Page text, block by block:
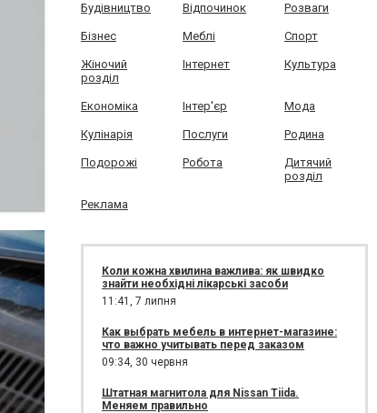
Будівництво Відпочинок Розваги
Бізнес Меблі Спорт
Жіночий
розділ
Інтернет Культура
Економіка Інтер'єр Мода
Кулінарія Послуги Родина
Подорожі Робота
Дитячий
розділ
Реклама
Коли кожна хвилина важлива: як швидко
знайти необхідні лікарські засоби
11:41, 7 липня
Как выбрать мебель в интернет-магазине:
что важно учитывать перед заказом
09:34, 30 червня
Штатная магнитола для Nissan Tiida.
Меняем правильно